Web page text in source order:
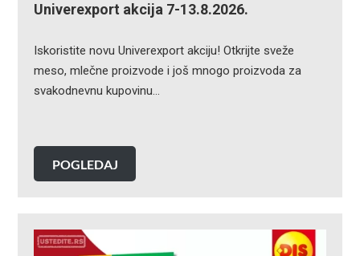
Univerexport akcija 7-13.8.2026.
Iskoristite novu Univerexport akciju! Otkrijte sveže
meso, mlečne proizvode i još mnogo proizvoda za
svakodnevnu kupovinu…
POGLEDAJ